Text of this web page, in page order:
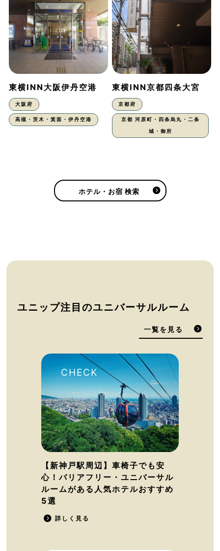
東横INN大阪伊丹空港
大阪府
高槻・茨木・箕面・伊丹空港
東横INN京都四条大宮
京都府
京都 河原町・四条烏丸・二条
城・御所
ホテル・お宿 検索
ユニップ注目のユニバーサルルーム
一覧を見る
【新神戸駅周辺】車椅子でも安
心！バリアフリー・ユニバーサル
ルームがある人気ホテルおすすめ
5選
詳しく見る